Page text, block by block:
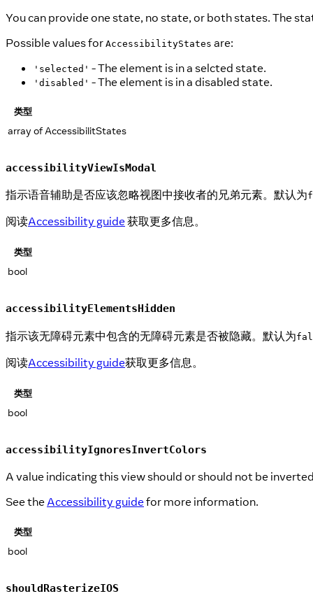
You can provide one state, no state, or both states. The
Possible values for AccessibilityStates are:
'selected' - The element is in a selcted state.
'disabled' - The element is in a disabled state.
类型
array of AccessibilitStates
accessibilityViewIsModal
指示语音辅助是否应该忽略视图中接收者的兄弟元素。默认为
阅读Accessibility guide获取更多信息。
类型
bool
accessibilityElementsHidden
指示该无障碍元素中包含的无障碍元素是否被隐藏。默认为
阅读Accessibility guide获取更多信息。
类型
bool
accessibilityIgnoresInvertColors
A value indicating this view should or should not be
See theAccessibility guidefor more information.
类型
bool
shouldRasterizeIOS